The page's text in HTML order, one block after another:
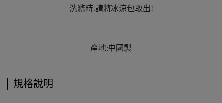
洗滌時.請將冰涼包取出!
產地:中國製
規格說明